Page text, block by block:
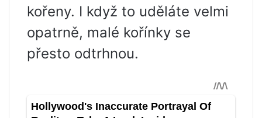
kořeny. I když to uděláte velmi
opatrně, malé kořínky se
přesto odtrhnou.